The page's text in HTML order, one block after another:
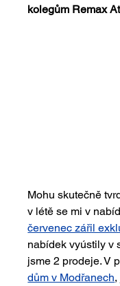
kolegům Remax
Mohu skutečně
v létě se mi v
červenec zářil
nabídek vyústily v
jsme 2 prodeje. V
dům v Modřanech